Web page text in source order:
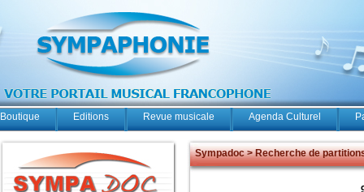
Boutique Editions Revue musicale Agenda Culturel
Sympadoc > Recherche de